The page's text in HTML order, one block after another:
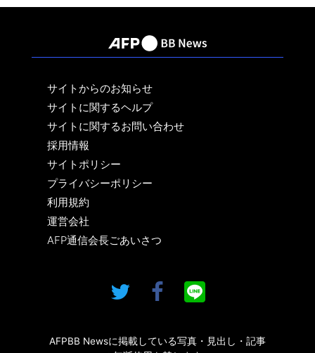
サイトからのお知らせ
サイトに関するヘルプ
サイトに関するお問い合わせ
採用情報
サイトポリシー
プライバシーポリシー
利用規約
運営会社
AFP通信会長ごあいさつ
AFPBB Newsに掲載している写真・見出し・記事